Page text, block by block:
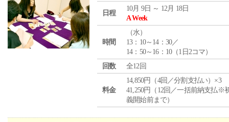
日程
10月 9日 ～ 12月 18日
A Week
時間
（水）
13：10～14：30／
14：50～16：10（1日2コマ）
回数
全12回
料金
14,850円（4回／分割支払い）×3
41,250円（12回／一括前納支払※
義開始前まで）